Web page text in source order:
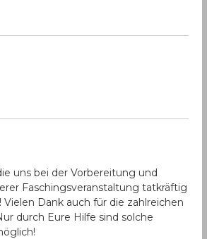
uns bei der Vorbereitung und
Faschingsveranstaltung tatkräftig
Dank auch für die zahlreichen
durch Eure Hilfe sind solche